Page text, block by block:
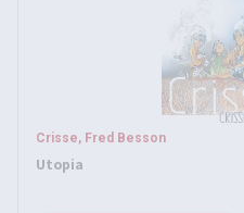
Crisse, Fred Besson
Utopia